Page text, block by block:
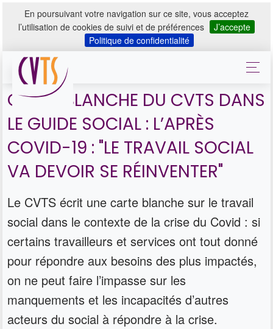
En poursuivant votre navigation sur ce site, vous acceptez
l’utilisation de cookies de suivi et de préférences
J’accepte
Politique de confidentialité
CARTE BLANCHE DU CVTS DANS
LE GUIDE SOCIAL : L’APRÈS
COVID-19 : "LE TRAVAIL SOCIAL
VA DEVOIR SE RÉINVENTER"
Le CVTS écrit une carte blanche sur le travail
social dans le contexte de la crise du Covid : si
certains travailleurs et services ont tout donné
pour répondre aux besoins des plus impactés,
on ne peut faire l’impasse sur les
manquements et les incapacités d’autres
acteurs du social à répondre à la crise.